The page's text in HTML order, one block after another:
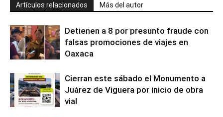
Artículos relacionados Más del autor
Detienen a 8 por presunto fraude con
falsas promociones de viajes en
Oaxaca
Cierran este sábado el Monumento a
Juárez de Viguera por inicio de obra
vial